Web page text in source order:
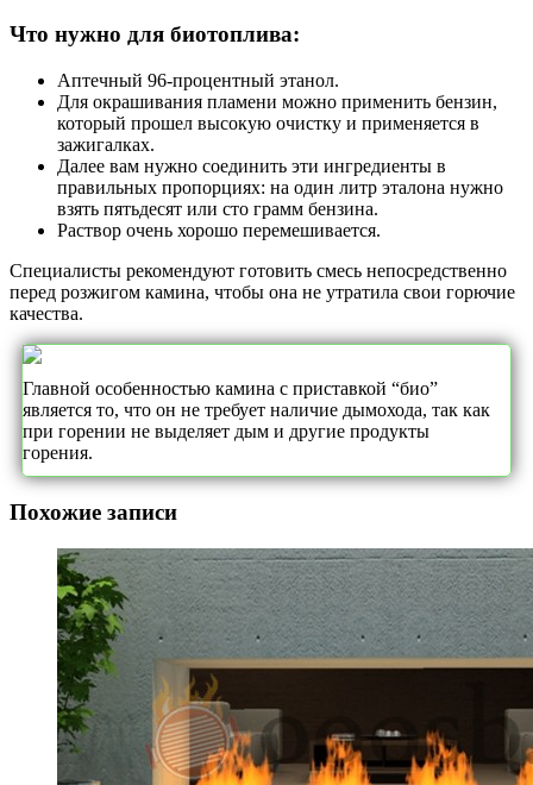
Что нужно для биотоплива:
Аптечный 96-процентный этанол.
Для окрашивания пламени можно применить бензин,
который прошел высокую очистку и применяется в
зажигалках.
Далее вам нужно соединить эти ингредиенты в
правильных пропорциях: на один литр эталона нужно
взять пятьдесят или сто грамм бензина.
Раствор очень хорошо перемешивается.
Специалисты рекомендуют готовить смесь непосредственно
перед розжигом камина, чтобы она не утратила свои горючие
качества.
Главной особенностью камина с приставкой “био”
является то, что он не требует наличие дымохода, так как
при горении не выделяет дым и другие продукты
горения.
Похожие записи